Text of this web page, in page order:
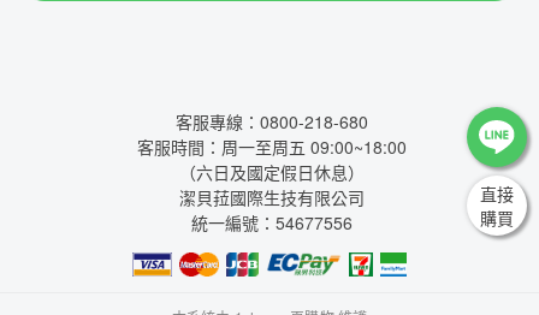
客服專線：0800-218-680
客服時間：周一至周五 09:00~18:00
（六日及國定假日休息）
潔貝菈國際生技有限公司
統一編號：54677556
直接
購買